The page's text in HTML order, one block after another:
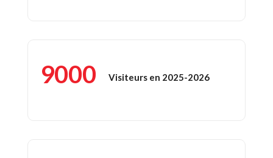
9000 Visiteurs en 2025-2026